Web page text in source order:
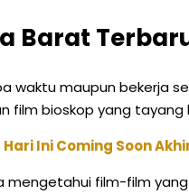
Barat
maupun bekerja
film bioskop yang tayang
Ini Coming Soon
mengetahui film-film